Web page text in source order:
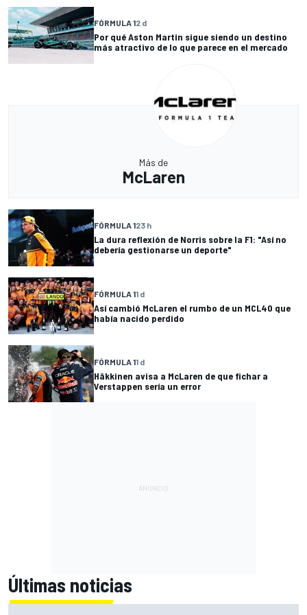
FÓRMULA 12 d
Por qué Aston Martin sigue siendo un destino
más atractivo de lo que parece en el mercado
Más de
McLaren
FÓRMULA 123 h
La dura reflexión de Norris sobre la F1: "Así no
debería gestionarse un deporte"
FÓRMULA 11 d
Así cambió McLaren el rumbo de un MCL40 que
había nacido perdido
FÓRMULA 11 d
Häkkinen avisa a McLaren de que fichar a
Verstappen sería un error
Últimas noticias